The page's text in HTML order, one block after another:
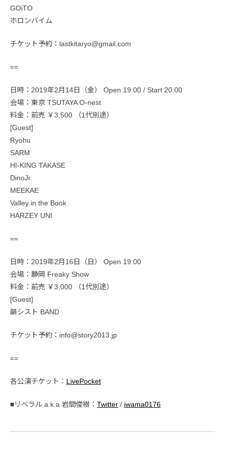
GOiTO
ホロンバイム
チケット予約：lastkitaryo@gmail.com
==
日時：2019年2月14日（金） Open 19:00 / Start 20:00
会場：東京 TSUTAYA O-nest
料金：前売 ￥3,500 （1代別途）
[Guest]
Ryohu
SARM
HI-KING TAKASE
DinoJr.
MEEKAE
Valley in the Book
HARZEY UNI
==
日時：2019年2月16日（日） Open 19:00
会場：静岡 Freaky Show
料金：前売 ￥3,000 （1代別途）
[Guest]
韻シスト BAND
チケット予約：info@story2013.jp
==
各公演チケット： LivePocket
■リベラル a.k.a 岩間俊樹： Twitter / iwama0176